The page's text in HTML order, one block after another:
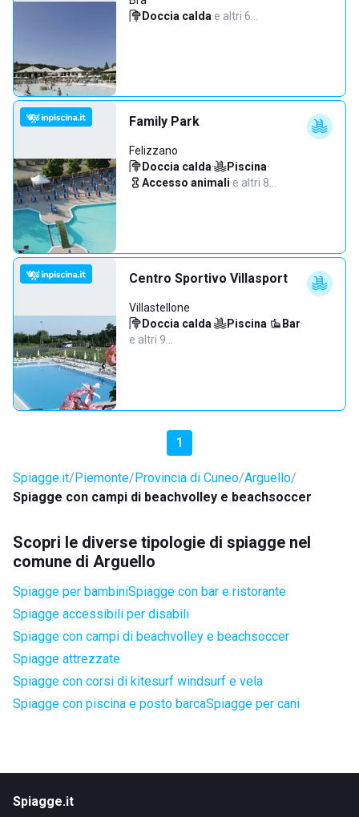
Doccia calda·e altri 6…
Family Park
Felizzano
Doccia calda· Piscina·
Accesso animali·e altri 8…
Centro Sportivo Villasport
Villastellone
Doccia calda· Piscina· Bar·
e altri 9…
1
Spiagge.it Piemonte Provincia di Cuneo Arguello
Spiagge con campi di beachvolley e beachsoccer
Scopri le diverse tipologie di spiagge nel
comune di Arguello
Spiagge per bambiniSpiagge con bar e ristorante
Spiagge accessibili per disabili
Spiagge con campi di beachvolley e beachsoccer
Spiagge attrezzate
Spiagge con corsi di kitesurf windsurf e vela
Spiagge con piscina e posto barcaSpiagge per cani
Spiagge.it